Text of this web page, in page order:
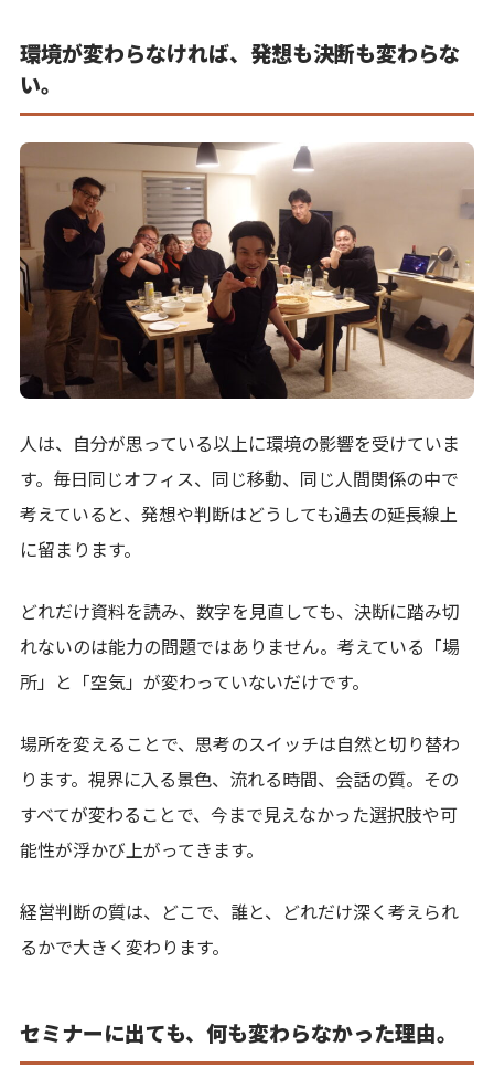
環境が変わらなければ、発想も決断も変わらな
い。
人は、自分が思っている以上に環境の影響を受けていま
す。毎日同じオフィス、同じ移動、同じ人間関係の中で
考えていると、発想や判断はどうしても過去の延長線上
に留まります。
どれだけ資料を読み、数字を見直しても、決断に踏み切
れないのは能力の問題ではありません。考えている「場
所」と「空気」が変わっていないだけです。
場所を変えることで、思考のスイッチは自然と切り替わ
ります。視界に入る景色、流れる時間、会話の質。その
すべてが変わることで、今まで見えなかった選択肢や可
能性が浮かび上がってきます。
経営判断の質は、どこで、誰と、どれだけ深く考えられ
るかで大きく変わります。
セミナーに出ても、何も変わらなかった理由。